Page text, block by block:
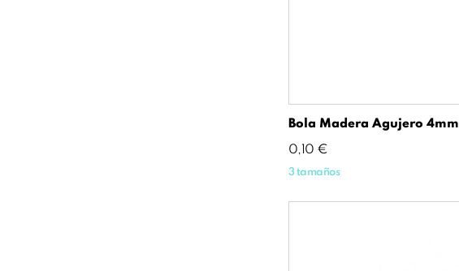
Bola Madera Agujero 4mm
Precio
0,10 €
3 tamaños